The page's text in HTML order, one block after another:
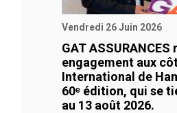
Vendredi 26 Juin 2026
GAT
engagement aux
International de
60ᵉ édition, qui se
au 13 août 2026.